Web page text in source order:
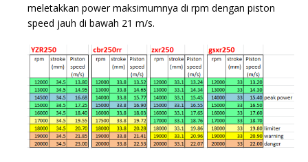
meletakkan power maksimumnya di rpm dengan piston
speed jauh di bawah 21 m/s.